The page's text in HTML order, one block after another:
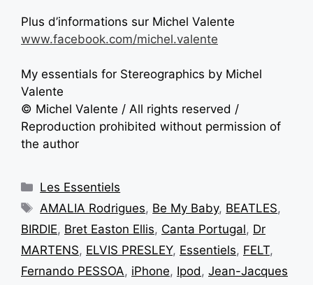
Plus d’informations sur Michel Valente
www.facebook.com/michel.valente
My essentials for Stereographics by Michel
Valente
© Michel Valente / All rights reserved /
Reproduction prohibited without permission of
the author
Les Essentiels
AMALIA Rodrigues, Be My Baby, BEATLES,
BIRDIE, Bret Easton Ellis, Canta Portugal, Dr
MARTENS, ELVIS PRESLEY, Essentiels, FELT,
Fernando PESSOA, iPhone, Ipod, Jean-Jacques